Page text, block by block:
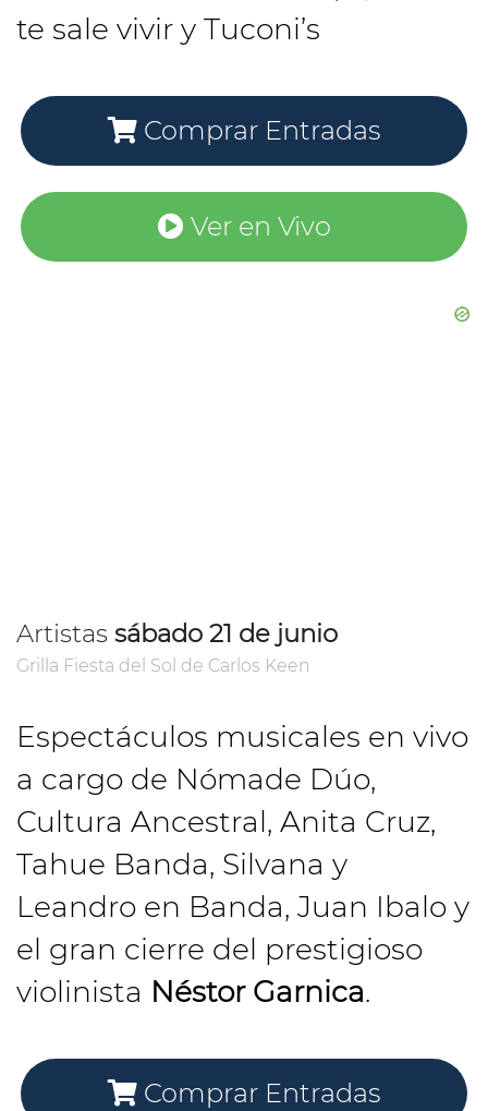
te sale vivir y Tuconi’s
Comprar Entradas
Ver en Vivo
Artistas sábado 21 de junio
Grilla Fiesta del Sol de Carlos Keen
Espectáculos musicales en vivo
a cargo de Nómade Dúo,
Cultura Ancestral, Anita Cruz,
Tahue Banda, Silvana y
Leandro en Banda, Juan Ibalo y
el gran cierre del prestigioso
violinista Néstor Garnica.
Comprar Entradas